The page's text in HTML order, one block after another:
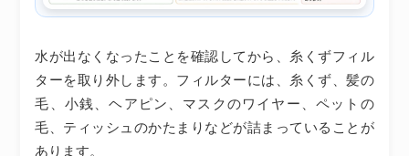
水が出なくなったことを確認してから、糸くずフィル
ターを取り外します。フィルターには、糸くず、髪の
毛、小銭、ヘアピン、マスクのワイヤー、ペットの
毛、ティッシュのかたまりなどが詰まっていることが
あります。